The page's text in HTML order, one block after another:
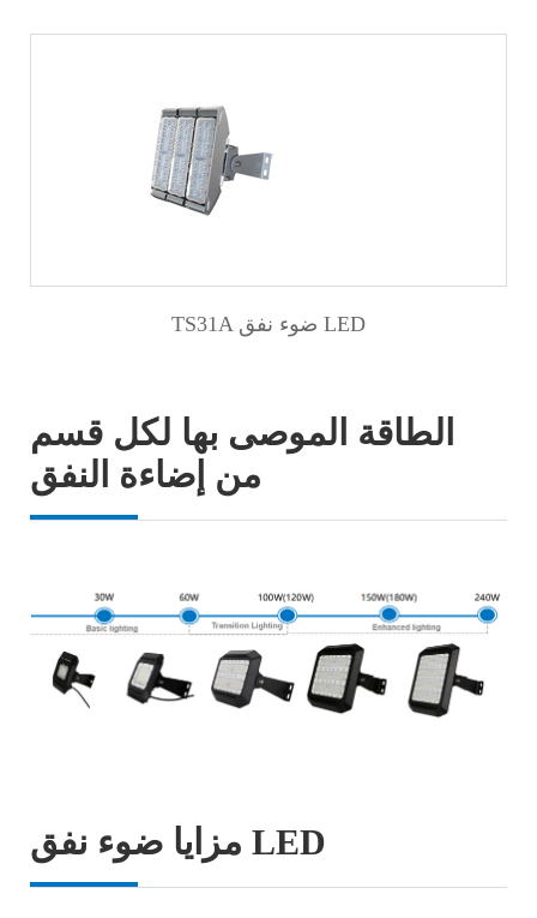
TS31A ضوء نفق LED
الطاقة الموصى بها لكل قسم
من إضاءة النفق
مزايا ضوء نفق LED